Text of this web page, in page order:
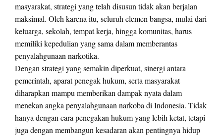
masyarakat, strategi yang telah disusun tidak akan berjalan
maksimal. Oleh karena itu, seluruh elemen bangsa, mulai dari
keluarga, sekolah, tempat kerja, hingga komunitas, harus
memiliki kepedulian yang sama dalam memberantas
penyalahgunaan narkotika.
Dengan strategi yang semakin diperkuat, sinergi antara
pemerintah, aparat penegak hukum, serta masyarakat
diharapkan mampu memberikan dampak nyata dalam
menekan angka penyalahgunaan narkoba di Indonesia. Tidak
hanya dengan cara penegakan hukum yang lebih ketat, tetapi
juga dengan membangun kesadaran akan pentingnya hidup